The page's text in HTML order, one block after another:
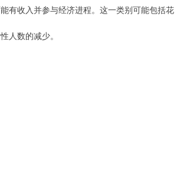
有收入并参与经济进程。这一类别可能包括花
人数的减少。